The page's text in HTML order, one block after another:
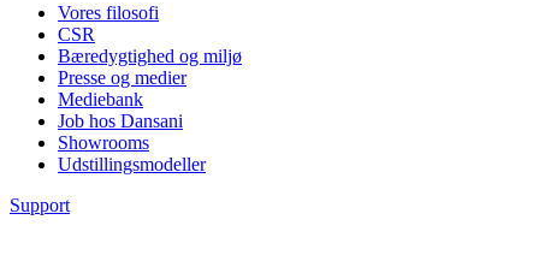
Vores filosofi
CSR
Bæredygtighed og miljø
Presse og medier
Mediebank
Job hos Dansani
Showrooms
Udstillingsmodeller
Support